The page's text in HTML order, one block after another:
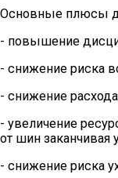
Основные плюсы
- повышение
- снижение риска
- снижение
- увеличение
от шин заканчивая
- снижение риска